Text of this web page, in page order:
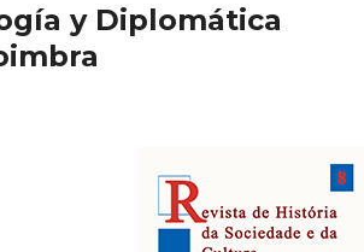
y Diplomática